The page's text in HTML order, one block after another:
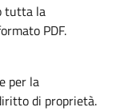
tutta la
PDF.
per la
di proprietà.